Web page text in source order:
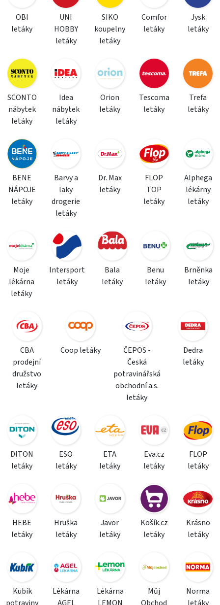
OBI
letáky
UNI
HOBBY
letáky
SIKO
koupelny
letáky
Comfor
letáky
Jysk
letáky
SCONTO
nábytek
letáky
Idea
nábytek
letáky
Orion
letáky
Tescoma
letáky
Trefa
letáky
BENE
NÁPOJE
letáky
Barvy a
laky
drogerie
letáky
Dr. Max
letáky
FLOP
TOP
letáky
Alphega
lékárny
letáky
Moje
lékárna
letáky
Intersport
letáky
Bala
letáky
Benu
letáky
Brněnka
letáky
CBA
prodejní
družstvo
letáky
Coop letáky
ČEPOS -
Česká
potravinářská
obchodní a.s.
letáky
Dedra
letáky
DITON
letáky
ESO
letáky
ETA
letáky
Eva.cz
letáky
FLOP
letáky
HEBE
letáky
Hruška
letáky
Javor
letáky
Košík.cz
letáky
Krásno
letáky
Kubík
Lékárna
Lékárna
Můj
Norma